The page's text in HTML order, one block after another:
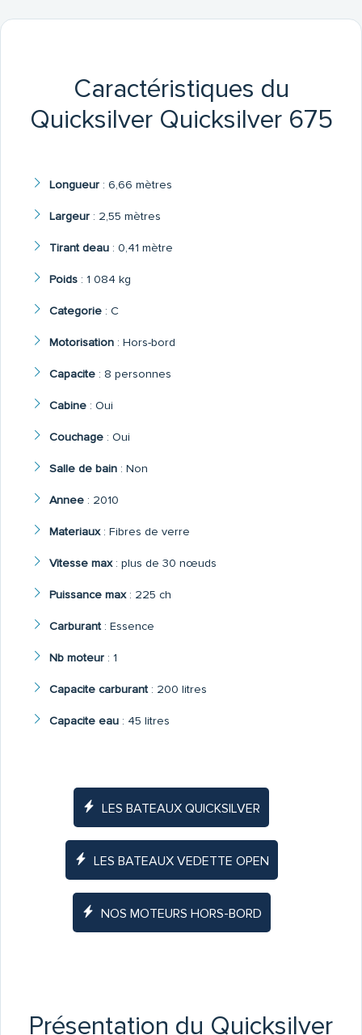
Caractéristiques du
Quicksilver Quicksilver 675
Longueur: 6,66 mètres
Largeur: 2,55 mètres
Tirant deau: 0,41 mètre
Poids: 1 084 kg
Categorie: C
Motorisation: Hors-bord
Capacite: 8 personnes
Cabine: Oui
Couchage: Oui
Salle de bain: Non
Annee: 2010
Materiaux: Fibres de verre
Vitesse max: plus de 30 nœuds
Puissance max: 225 ch
Carburant: Essence
Nb moteur: 1
Capacite carburant: 200 litres
Capacite eau: 45 litres
LES BATEAUX QUICKSILVER
LES BATEAUX VEDETTE OPEN
NOS MOTEURS HORS-BORD
Présentation du Quicksilver